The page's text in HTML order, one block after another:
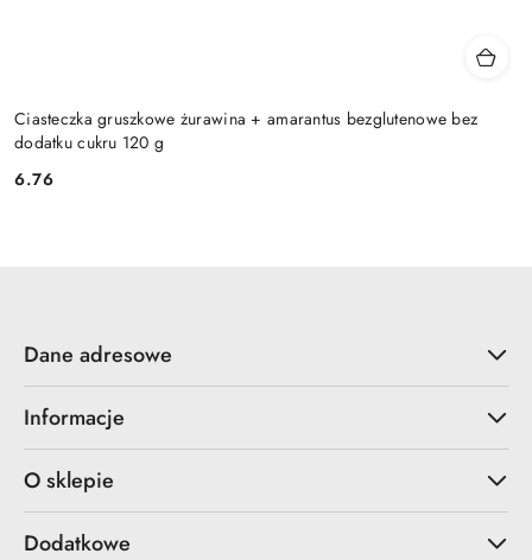
Ciasteczka gruszkowe żurawina + amarantus bezglutenowe bez
dodatku cukru 120 g
Cena:
6.76
Dane adresowe
Informacje
O sklepie
Dodatkowe